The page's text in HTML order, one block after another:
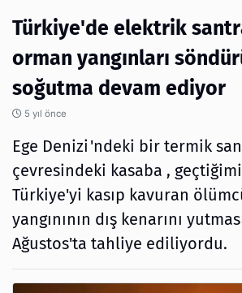
Türkiye'de elektrik
orman yangınları
soğutma devam ediyor
5 yıl önce
Ege Denizi'ndeki bir termik
çevresindeki kasaba ,
Türkiye'yi kasıp kavuran
yangınının dış kenarını
Ağustos'ta tahliye ediliyordu.